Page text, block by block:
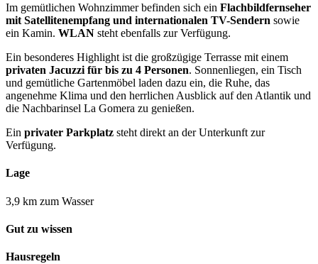
Im gemütlichen Wohnzimmer befinden sich ein Flachbildfernseher
mit Satellitenempfang und internationalen TV-Sendern sowie
ein Kamin. WLAN steht ebenfalls zur Verfügung.
Ein besonderes Highlight ist die großzügige Terrasse mit einem
privaten Jacuzzi für bis zu 4 Personen. Sonnenliegen, ein Tisch
und gemütliche Gartenmöbel laden dazu ein, die Ruhe, das
angenehme Klima und den herrlichen Ausblick auf den Atlantik und
die Nachbarinsel La Gomera zu genießen.
Ein privater Parkplatz steht direkt an der Unterkunft zur
Verfügung.
Lage
3,9 km zum Wasser
Gut zu wissen
Hausregeln